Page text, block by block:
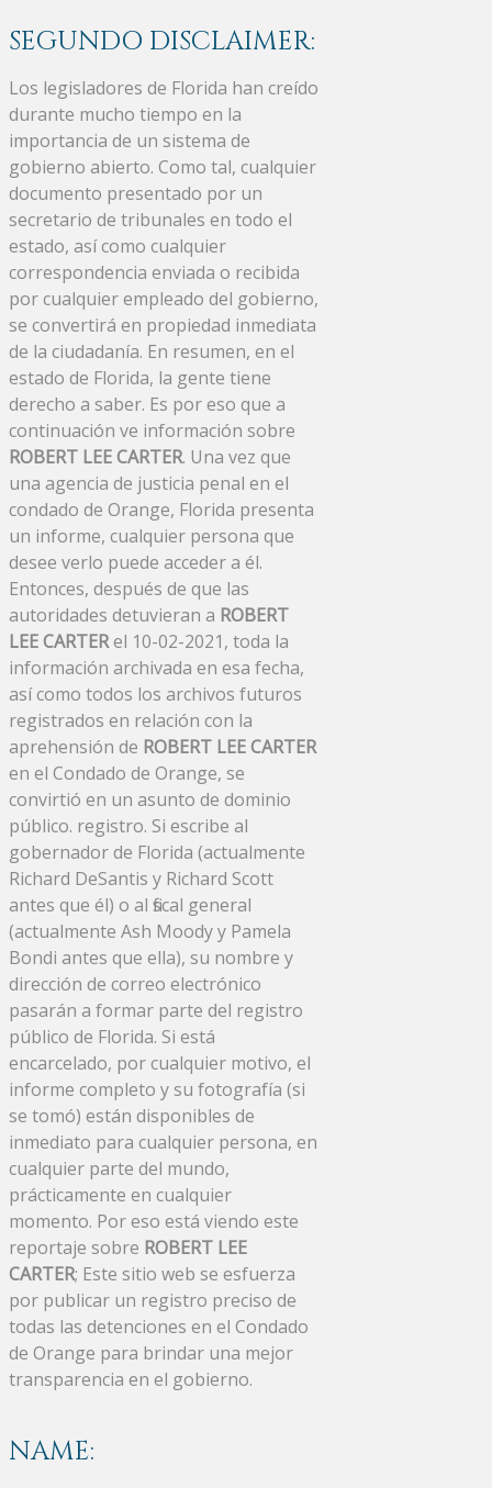
SEGUNDO DISCLAIMER:
Los legisladores de Florida han creído
durante mucho tiempo en la
importancia de un sistema de
gobierno abierto. Como tal, cualquier
documento presentado por un
secretario de tribunales en todo el
estado, así como cualquier
correspondencia enviada o recibida
por cualquier empleado del gobierno,
se convertirá en propiedad inmediata
de la ciudadanía. En resumen, en el
estado de Florida, la gente tiene
derecho a saber. Es por eso que a
continuación ve información sobre
ROBERT LEE CARTER. Una vez que
una agencia de justicia penal en el
condado de Orange, Florida presenta
un informe, cualquier persona que
desee verlo puede acceder a él.
Entonces, después de que las
autoridades detuvieran a ROBERT
LEE CARTERel 10-02-2021, toda la
información archivada en esa fecha,
así como todos los archivos futuros
registrados en relación con la
aprehensión de ROBERT LEE CARTER
en el Condado de Orange, se
convirtió en un asunto de dominio
público. registro. Si escribe al
gobernador de Florida (actualmente
Richard DeSantis y Richard Scott
antes que él) o al fiscal general
(actualmente Ash Moody y Pamela
Bondi antes que ella), su nombre y
dirección de correo electrónico
pasarán a formar parte del registro
público de Florida. Si está
encarcelado, por cualquier motivo, el
informe completo y su fotografía (si
se tomó) están disponibles de
inmediato para cualquier persona, en
cualquier parte del mundo,
prácticamente en cualquier
momento. Por eso está viendo este
reportaje sobre ROBERT LEE
CARTER; Este sitio web se esfuerza
por publicar un registro preciso de
todas las detenciones en el Condado
de Orange para brindar una mejor
transparencia en el gobierno.
NAME: